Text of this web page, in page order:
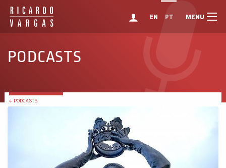
EN PT MENU
PODCASTS
← PODCASTS